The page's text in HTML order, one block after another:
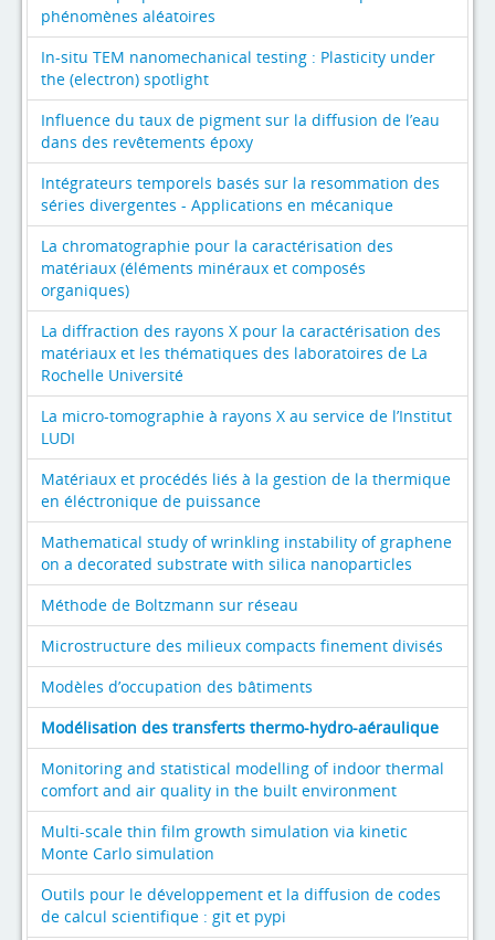
phénomènes aléatoires
In-situ TEM nanomechanical testing : Plasticity under
the (electron) spotlight
Influence du taux de pigment sur la diffusion de l’eau
dans des revêtements époxy
Intégrateurs temporels basés sur la resommation des
séries divergentes - Applications en mécanique
La chromatographie pour la caractérisation des
matériaux (éléments minéraux et composés
organiques)
La diffraction des rayons X pour la caractérisation des
matériaux et les thématiques des laboratoires de La
Rochelle Université
La micro-tomographie à rayons X au service de l’Institut
LUDI
Matériaux et procédés liés à la gestion de la thermique
en éléctronique de puissance
Mathematical study of wrinkling instability of graphene
on a decorated substrate with silica nanoparticles
Méthode de Boltzmann sur réseau
Microstructure des milieux compacts finement divisés
Modèles d’occupation des bâtiments
Modélisation des transferts thermo-hydro-aéraulique
Monitoring and statistical modelling of indoor thermal
comfort and air quality in the built environment
Multi-scale thin film growth simulation via kinetic
Monte Carlo simulation
Outils pour le développement et la diffusion de codes
de calcul scientifique : git et pypi